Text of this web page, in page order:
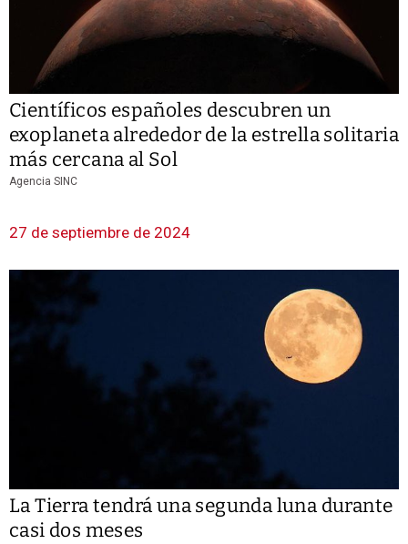
Científicos españoles descubren un
exoplaneta alrededor de la estrella solitaria
más cercana al Sol
Agencia SINC
27 de septiembre de 2024
La Tierra tendrá una segunda luna durante
casi dos meses